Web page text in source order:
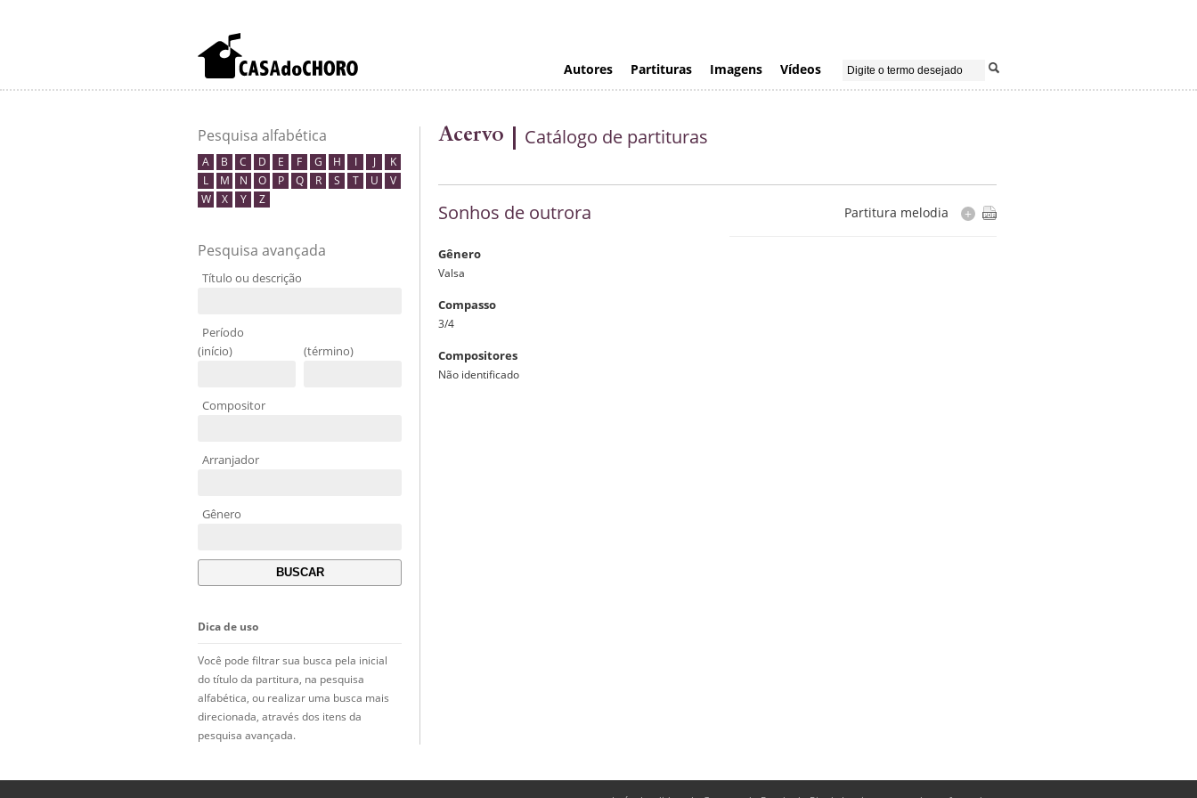
Autores Partituras Imagens Vídeos
Pesquisa alfabética
A B C D E F G H I J
K
L
M N O P Q R S T U
V
W
X Y Z
Pesquisa avançada
Título ou descrição
Período
(início)
(término)
Compositor
Arranjador
Gênero
Dica de uso
Você pode filtrar sua busca pela inicial
do título da partitura, na pesquisa
alfabética, ou realizar uma busca mais
direcionada, através dos itens da
pesquisa avançada.
Acervo Catálogo de partituras
Sonhos de outrora
Gênero
Valsa
Compasso
3/4
Compositores
Não identificado
Partitura melodia +